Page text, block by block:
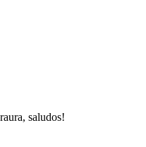
saludos!